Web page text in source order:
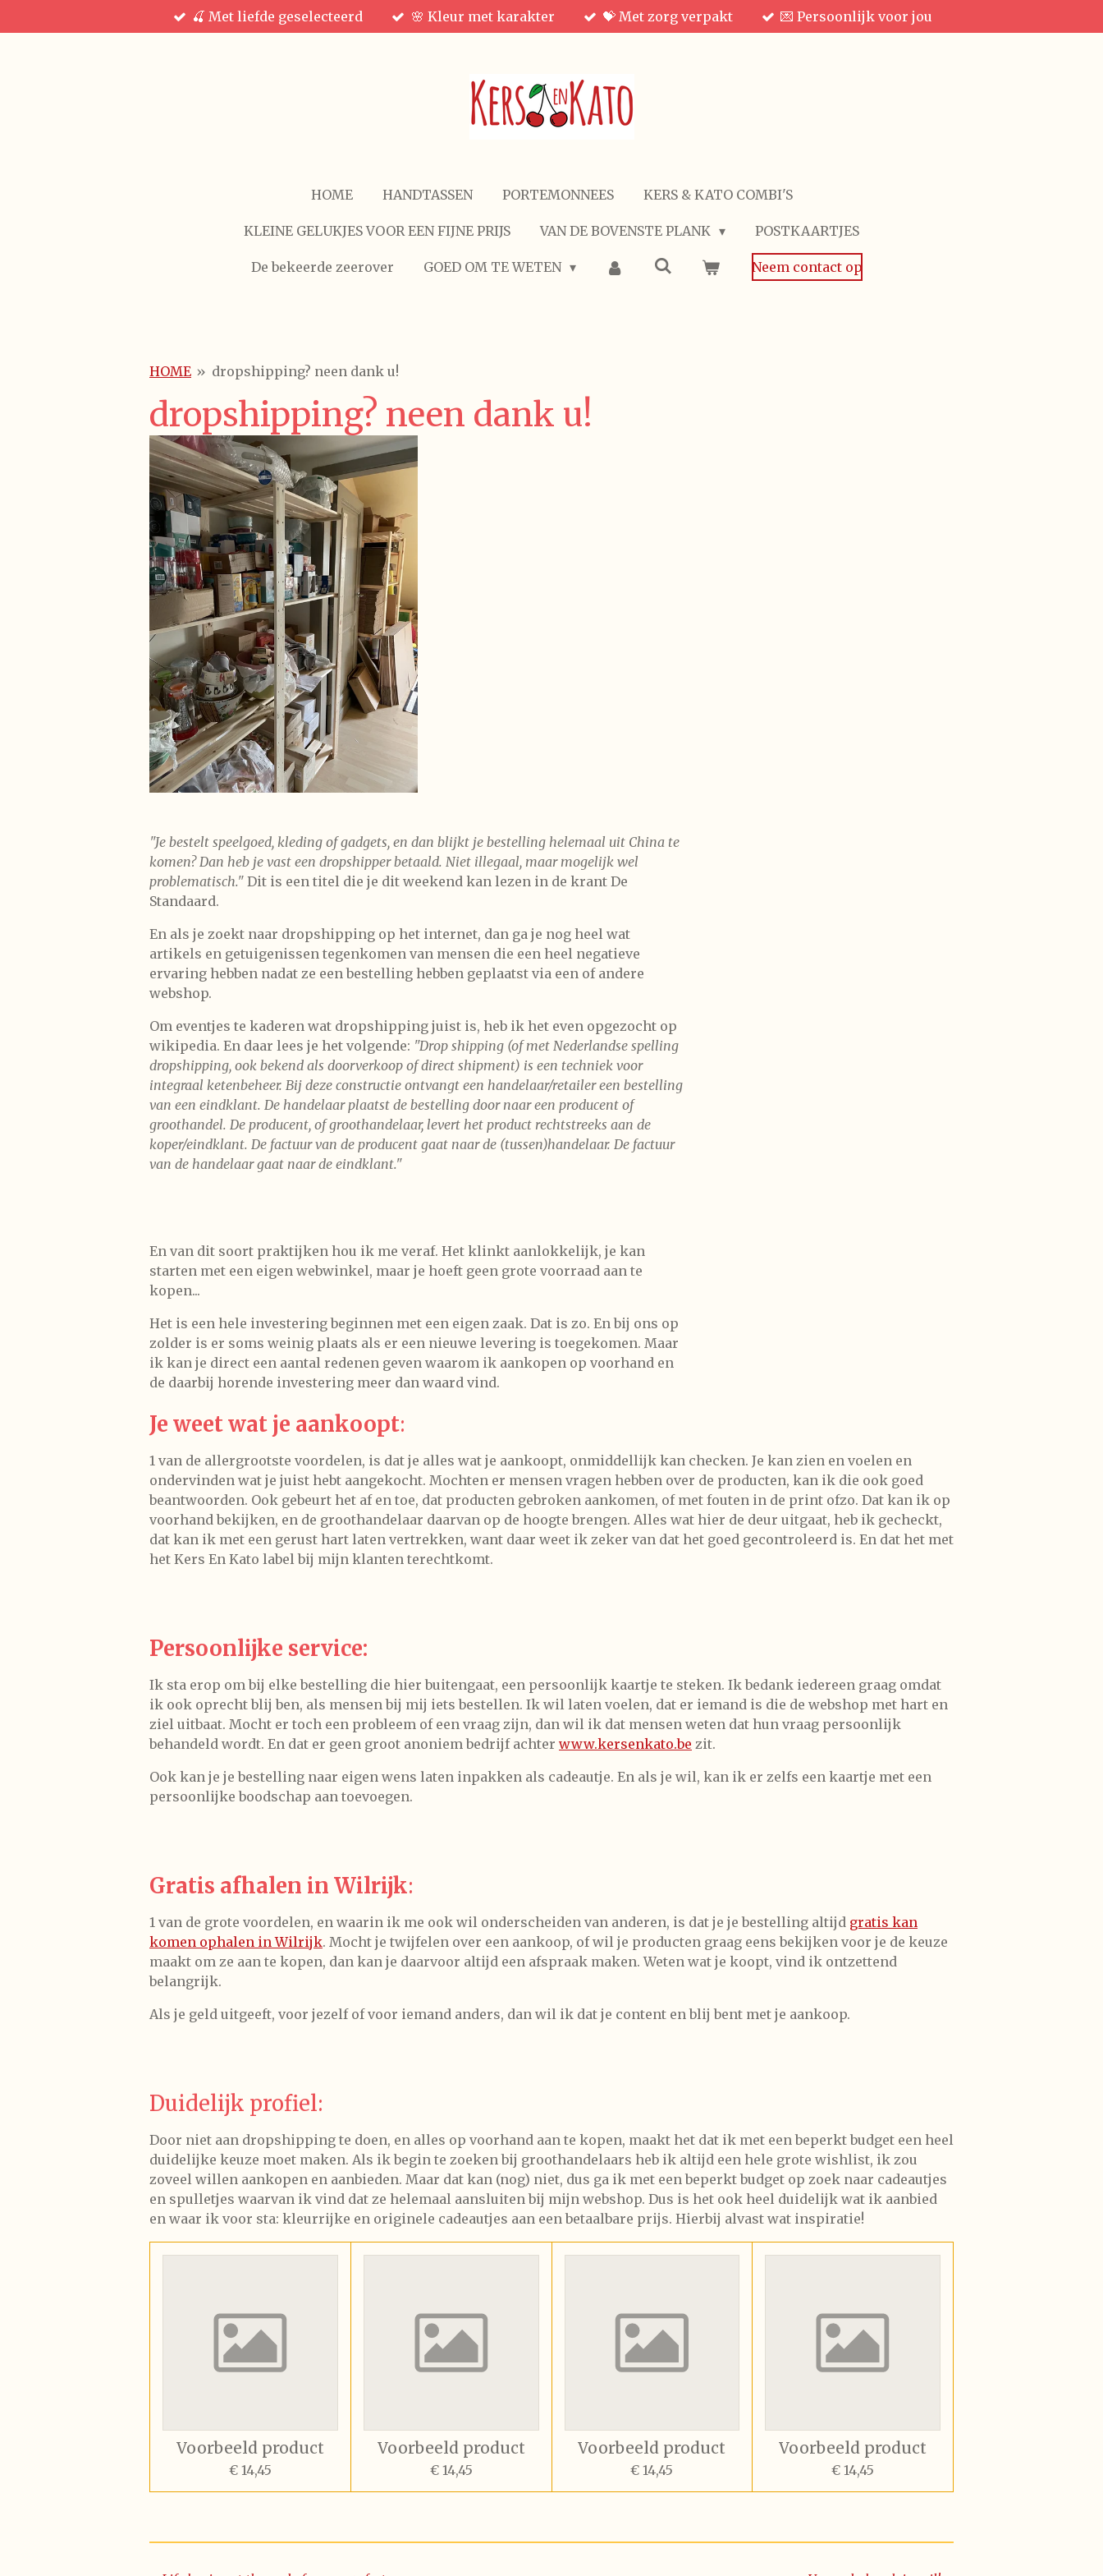
direct
🍒 Met liefde geselecteerd 🌸 Kleur met karakter 💝 Met zorg verpakt 💌 Persoonlijk voor jou
HOME HANDTASSEN PORTEMONNEES KERS & KATO COMBI'S
KLEINE GELUKJES VOOR EEN FIJNE PRIJS VAN DE BOVENSTE PLANK POSTKAARTJES
De bekeerde zeerover GOED OM TE WETEN Neem contact op
HOME » dropshipping? neen dank u!
dropshipping? neen dank u!
"Je bestelt speelgoed, kleding of gadgets, en dan blijkt je bestelling helemaal uit China te
komen? Dan heb je vast een dropshipper betaald. Niet illegaal, maar mogelijk wel
problematisch." Dit is een titel die je dit weekend kan lezen in de krant De
Standaard.
En als je zoekt naar dropshipping op het internet, dan ga je nog heel wat
artikels en getuigenissen tegenkomen van mensen die een heel negatieve
ervaring hebben nadat ze een bestelling hebben geplaatst via een of andere
webshop.
Om eventjes te kaderen wat dropshipping juist is, heb ik het even opgezocht op
wikipedia. En daar lees je het volgende: "Drop shipping (of met Nederlandse spelling
dropshipping, ook bekend als doorverkoop of direct shipment) is een techniek voor
integraal ketenbeheer. Bij deze constructie ontvangt een handelaar/retailer een bestelling
van een eindklant. De handelaar plaatst de bestelling door naar een producent of
groothandel. De producent, of groothandelaar, levert het product rechtstreeks aan de
koper/eindklant. De factuur van de producent gaat naar de (tussen)handelaar. De factuur
van de handelaar gaat naar de eindklant."
En van dit soort praktijken hou ik me veraf. Het klinkt aanlokkelijk, je kan
starten met een eigen webwinkel, maar je hoeft geen grote voorraad aan te
kopen...
Het is een hele investering beginnen met een eigen zaak. Dat is zo. En bij ons op
zolder is er soms weinig plaats als er een nieuwe levering is toegekomen. Maar
ik kan je direct een aantal redenen geven waarom ik aankopen op voorhand en
de daarbij horende investering meer dan waard vind.
Je weet wat je aankoopt:
1 van de allergrootste voordelen, is dat je alles wat je aankoopt, onmiddellijk kan checken. Je kan zien en voelen en
ondervinden wat je juist hebt aangekocht. Mochten er mensen vragen hebben over de producten, kan ik die ook goed
beantwoorden. Ook gebeurt het af en toe, dat producten gebroken aankomen, of met fouten in de print ofzo. Dat kan ik op
voorhand bekijken, en de groothandelaar daarvan op de hoogte brengen. Alles wat hier de deur uitgaat, heb ik gecheckt,
dat kan ik met een gerust hart laten vertrekken, want daar weet ik zeker van dat het goed gecontroleerd is. En dat het met
het Kers En Kato label bij mijn klanten terechtkomt.
Persoonlijke service:
Ik sta erop om bij elke bestelling die hier buitengaat, een persoonlijk kaartje te steken. Ik bedank iedereen graag omdat
ik ook oprecht blij ben, als mensen bij mij iets bestellen. Ik wil laten voelen, dat er iemand is die de webshop met hart en
ziel uitbaat. Mocht er toch een probleem of een vraag zijn, dan wil ik dat mensen weten dat hun vraag persoonlijk
behandeld wordt. En dat er geen groot anoniem bedrijf achter www.kersenkato.be zit.
Ook kan je je bestelling naar eigen wens laten inpakken als cadeautje. En als je wil, kan ik er zelfs een kaartje met een
persoonlijke boodschap aan toevoegen.
Gratis afhalen in Wilrijk:
1 van de grote voordelen, en waarin ik me ook wil onderscheiden van anderen, is dat je je bestelling altijd gratis kan
komen ophalen in Wilrijk. Mocht je twijfelen over een aankoop, of wil je producten graag eens bekijken voor je de keuze
maakt om ze aan te kopen, dan kan je daarvoor altijd een afspraak maken. Weten wat je koopt, vind ik ontzettend
belangrijk.
Als je geld uitgeeft, voor jezelf of voor iemand anders, dan wil ik dat je content en blij bent met je aankoop.
Duidelijk profiel:
Door niet aan dropshipping te doen, en alles op voorhand aan te kopen, maakt het dat ik met een beperkt budget een heel
duidelijke keuze moet maken. Als ik begin te zoeken bij groothandelaars heb ik altijd een hele grote wishlist, ik zou
zoveel willen aankopen en aanbieden. Maar dat kan (nog) niet, dus ga ik met een beperkt budget op zoek naar cadeautjes
en spulletjes waarvan ik vind dat ze helemaal aansluiten bij mijn webshop. Dus is het ook heel duidelijk wat ik aanbied
en waar ik voor sta: kleurrijke en originele cadeautjes aan een betaalbare prijs. Hierbij alvast wat inspiratie!
Voorbeeld product
€ 14,45
Voorbeeld product
€ 14,45
Voorbeeld product
€ 14,45
Voorbeeld product
€ 14,45